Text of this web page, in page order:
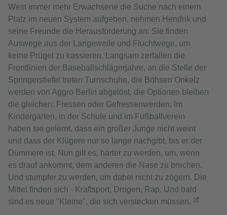
West immer mehr Erwachsene die Suche nach einem
Platz im neuen System aufgeben, nehmen Hendrik und
seine Freunde die Herausforderung an: Sie finden
Auswege aus der Langeweile und Fluchtwege, um
keine Prügel zu kassieren. Langsam zerfallen die
Frontlinien der Baseballschlägerjahre, an die Stelle der
Springerstiefel treten Turnschuhe, die Böhsen Onkelz
werden von Aggro Berlin abgelöst, die Optionen bleiben
die gleichen: Fressen oder Gefressenwerden. Im
Kindergarten, in der Schule und im Fußballverein
haben sie gelernt, dass ein großer Junge nicht weint
und dass der Klügere nur so lange nachgibt, bis er der
Dümmere ist. Nun gilt es, härter zu werden, um, wenn
es drauf ankommt, dem anderen die Nase zu brechen.
Und stumpfer zu werden, um dabei nicht zu zögern. Die
Mittel finden sich - Kraftsport, Drogen, Rap. Und bald
sind es neue "Kleine", die sich verstecken müssen.